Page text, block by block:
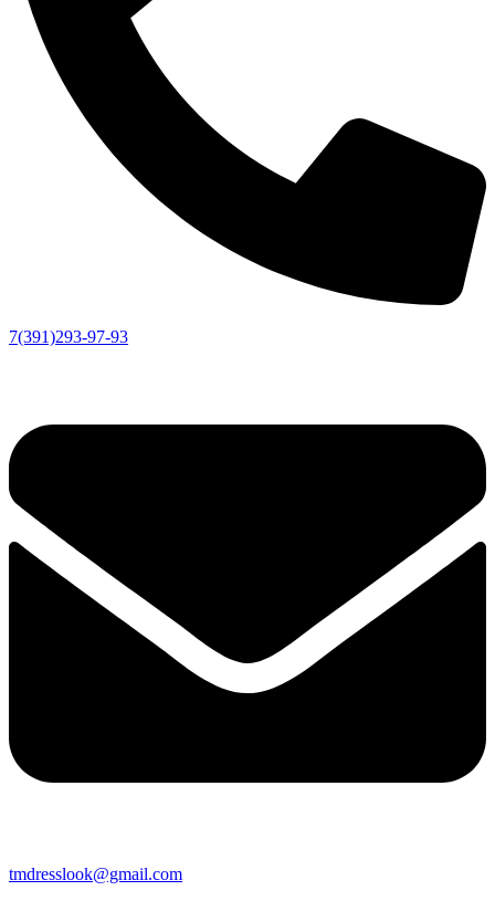
7(391)293-97-93
tmdresslook@gmail.com